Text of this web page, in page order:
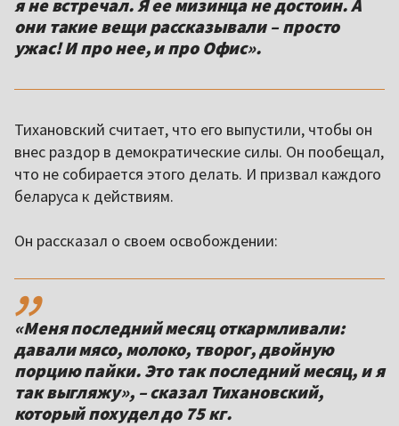
я не встречал. Я ее мизинца не достоин. А
они такие вещи рассказывали – просто
ужас! И про нее, и про Офис».
Тихановский считает, что его выпустили, чтобы он
внес раздор в демократические силы. Он пообещал,
что не собирается этого делать. И призвал каждого
беларуса к действиям.
Он рассказал о своем освобождении:
,,
«Меня последний месяц откармливали:
давали мясо, молоко, творог, двойную
порцию пайки. Это так последний месяц, и я
так выгляжу», – сказал Тихановский,
который похудел до 75 кг.